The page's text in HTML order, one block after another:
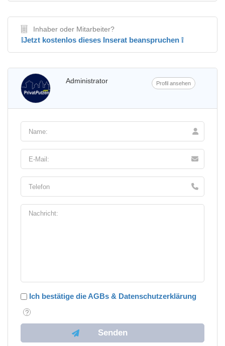
Inhaber oder Mitarbeiter?
❕Jetzt kostenlos dieses Inserat beanspruchen ❕
Administrator Profil ansehen
Ich bestätige die AGBs & Datenschutzerklärung